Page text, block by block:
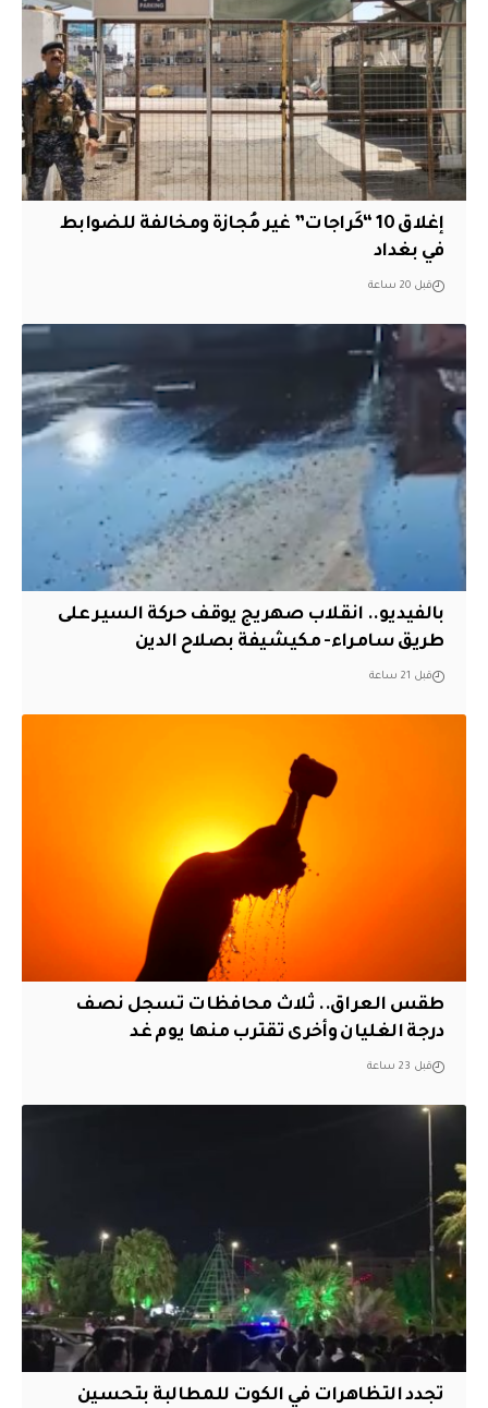
إغلاق 10 “كَراجات” غير مُجازة ومخالفة للضوابط
في بغداد
قبل 20 ساعة
بالفيديو.. انقلاب صهريج يوقف حركة السير على
طريق سامراء- مكيشيفة بصلاح الدين
قبل 21 ساعة
طقس العراق.. ثلاث محافظات تسجل نصف
درجة الغليان وأخرى تقترب منها يوم غد
قبل 23 ساعة
تجدد التظاهرات في الكوت للمطالبة بتحسين